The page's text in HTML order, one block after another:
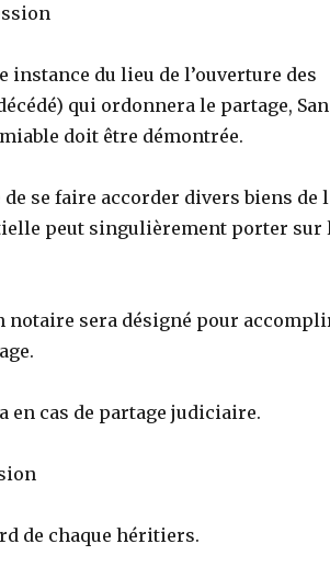
du lieu de l’ouverture des
qui ordonnera le partage,
doit être démontrée.
se faire accorder divers biens de
peut singulièrement porter sur
notaire sera désigné pour
en cas de partage judiciaire.
de chaque héritiers.